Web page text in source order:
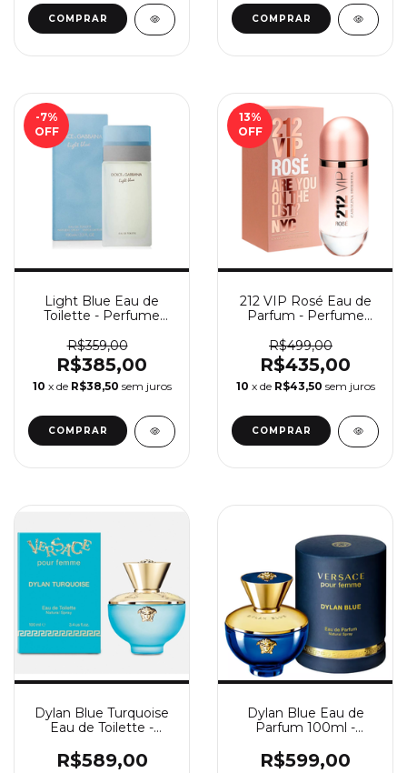
COMPRAR COMPRAR
-7%
OFF
Light Blue Eau de
Toilette - Perfume
Gabbana
R$359,00
R$385,00
10 x de R$38,50 sem juros
COMPRAR
13%
OFF
212 VIP Rosé Eau de
Parfum - Perfume
Herrera
R$499,00
R$435,00
10 x de R$43,50 sem juros
COMPRAR
Dylan Blue Turquoise
Eau de Toilette -
Versace
R$589,00
Dylan Blue Eau de
Parfum 100ml -
Versace
R$599,00